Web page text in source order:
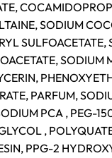
produto
SODIUM
SULFOACETATE,
SODIUM
PARFUM,
PCA , PEG-
,
PPG-2